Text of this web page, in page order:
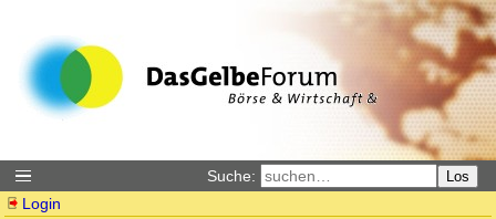
Suche: Los
Login